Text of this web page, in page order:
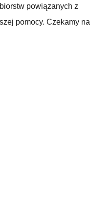
powiązanych z
pomocy. Czekamy na